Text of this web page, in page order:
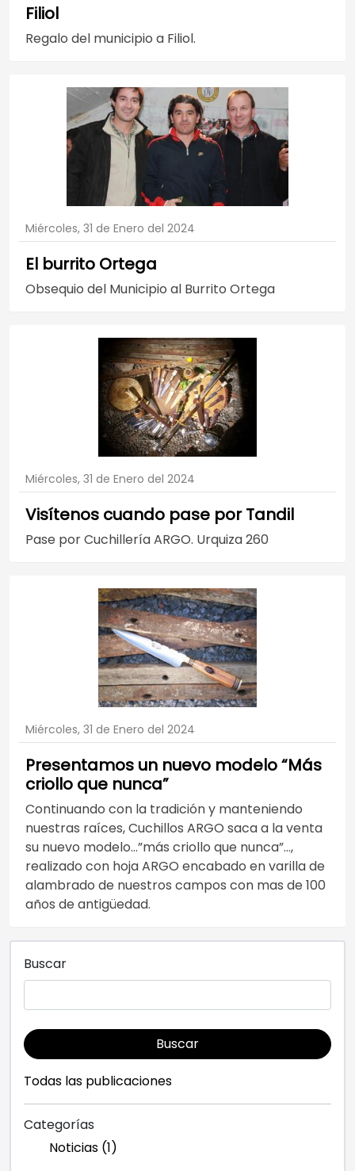
Filiol
Regalo del municipio a Filiol.
Miércoles, 31 de Enero del 2024
El burrito Ortega
Obsequio del Municipio al Burrito Ortega
Miércoles, 31 de Enero del 2024
Visítenos cuando pase por Tandil
Pase por Cuchillería ARGO. Urquiza 260
Miércoles, 31 de Enero del 2024
Presentamos un nuevo modelo “Más
criollo que nunca”
Continuando con la tradición y manteniendo
nuestras raíces, Cuchillos ARGO saca a la venta
su nuevo modelo…”más criollo que nunca”…,
realizado con hoja ARGO encabado en varilla de
alambrado de nuestros campos con mas de 100
años de antigüedad.
Buscar
Buscar
Todas las publicaciones
Categorías
Noticias (1)